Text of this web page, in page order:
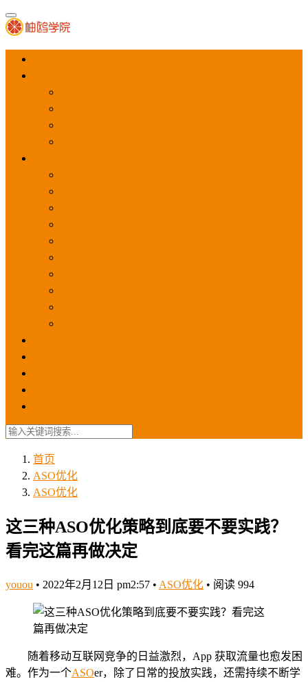
首页
ASO优化
ASO优化
这三种ASO优化策略到底要不要实践？
看完这篇再做决定
youou • 2022年2月12日 pm2:57 • ASO优化 • 阅读 994
随着移动互联网竞争的日益激烈，App 获取流量也愈发困
难。作为一个ASOer，除了日常的投放实践，还需持续不断学